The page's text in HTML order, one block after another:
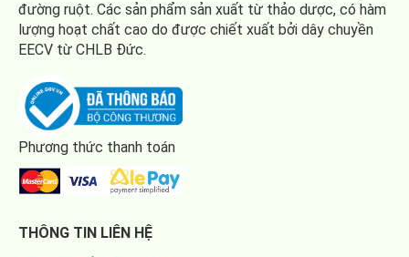
đường ruột. Các sản phẩm sản xuất từ thảo dược, có hàm
lượng hoạt chất cao do được chiết xuất bởi dây chuyền
EECV từ CHLB Đức.
Phương thức thanh toán
THÔNG TIN LIÊN HỆ